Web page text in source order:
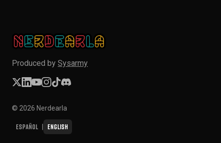
Produced by Sysarmy
© 2026 Nerdearla
Español English